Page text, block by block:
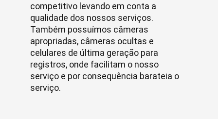
competitivo levando em conta a
qualidade dos nossos serviços.
Também possuímos câmeras
apropriadas, câmeras ocultas e
celulares de última geração para
registros, onde facilitam o nosso
serviço e por consequência barateia o
serviço.